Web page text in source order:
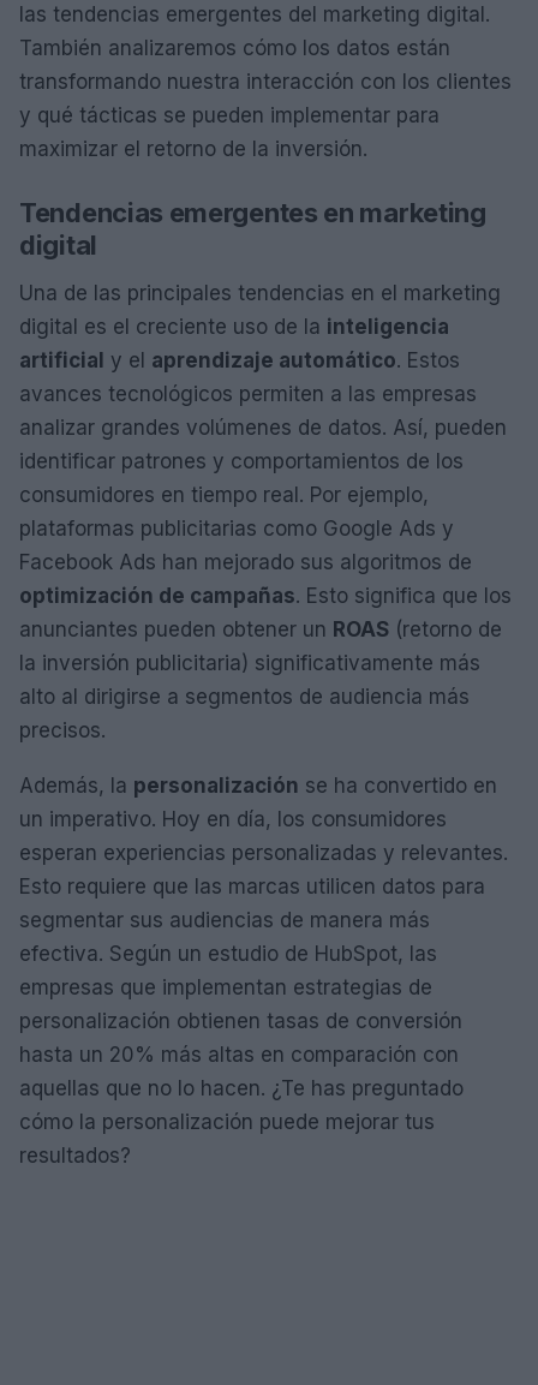
las tendencias emergentes del marketing digital.
También analizaremos cómo los datos están
transformando nuestra interacción con los clientes
y qué tácticas se pueden implementar para
maximizar el retorno de la inversión.
Tendencias emergentes en marketing
digital
Una de las principales tendencias en el marketing
digital es el creciente uso de la inteligencia
artificial y el aprendizaje automático. Estos
avances tecnológicos permiten a las empresas
analizar grandes volúmenes de datos. Así, pueden
identificar patrones y comportamientos de los
consumidores en tiempo real. Por ejemplo,
plataformas publicitarias como Google Ads y
Facebook Ads han mejorado sus algoritmos de
optimización de campañas. Esto significa que los
anunciantes pueden obtener un ROAS (retorno de
la inversión publicitaria) significativamente más
alto al dirigirse a segmentos de audiencia más
precisos.
Además, la personalización se ha convertido en
un imperativo. Hoy en día, los consumidores
esperan experiencias personalizadas y relevantes.
Esto requiere que las marcas utilicen datos para
segmentar sus audiencias de manera más
efectiva. Según un estudio de HubSpot, las
empresas que implementan estrategias de
personalización obtienen tasas de conversión
hasta un 20% más altas en comparación con
aquellas que no lo hacen. ¿Te has preguntado
cómo la personalización puede mejorar tus
resultados?